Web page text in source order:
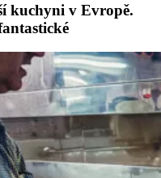
kuchyni v Evropě.